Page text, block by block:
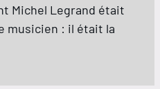
Michel Legrand était
musicien : il était la